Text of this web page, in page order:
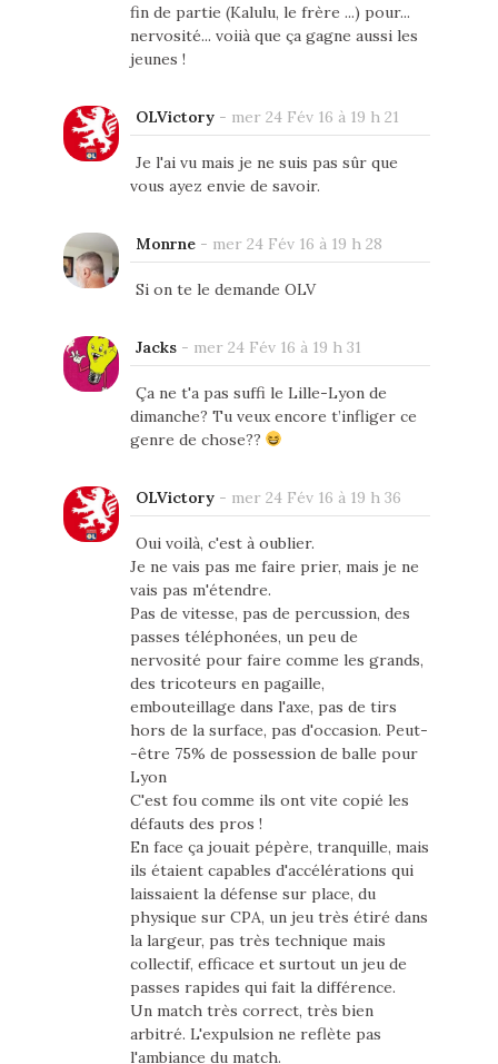
fin de partie (Kalulu, le frère ...) pour...
nervosité... voiià que ça gagne aussi les
jeunes !
OLVictory- mer 24 Fév 16 à 19 h 21
Je l'ai vu mais je ne suis pas sûr que
vous ayez envie de savoir.
Monrne- mer 24 Fév 16 à 19 h 28
Si on te le demande OLV
Jacks- mer 24 Fév 16 à 19 h 31
Ça ne t'a pas suffi le Lille-Lyon de
dimanche? Tu veux encore t’infliger ce
genre de chose??
OLVictory- mer 24 Fév 16 à 19 h 36
Oui voilà, c'est à oublier.
Je ne vais pas me faire prier, mais je ne
vais pas m'étendre.
Pas de vitesse, pas de percussion, des
passes téléphonées, un peu de
nervosité pour faire comme les grands,
des tricoteurs en pagaille,
embouteillage dans l'axe, pas de tirs
hors de la surface, pas d'occasion. Peut-
-être 75% de possession de balle pour
Lyon
C'est fou comme ils ont vite copié les
défauts des pros !
En face ça jouait pépère, tranquille, mais
ils étaient capables d'accélérations qui
laissaient la défense sur place, du
physique sur CPA, un jeu très étiré dans
la largeur, pas très technique mais
collectif, efficace et surtout un jeu de
passes rapides qui fait la différence.
Un match très correct, très bien
arbitré. L'expulsion ne reflète pas
l'ambiance du match.